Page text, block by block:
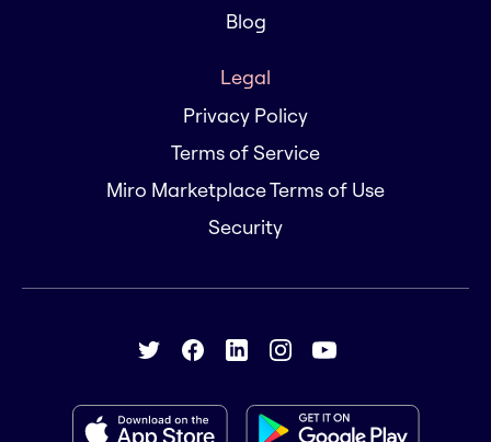
Blog
Legal
Privacy Policy
Terms of Service
Miro Marketplace Terms of Use
Security